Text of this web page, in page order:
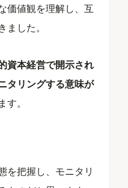
価値観を理解し、互
した。
資本経営で開示され
タリングする意味が
。
を把握し、モニタリ